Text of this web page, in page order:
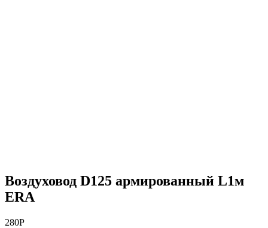
Воздуховод D125 армированный L1м
ERA
280Р